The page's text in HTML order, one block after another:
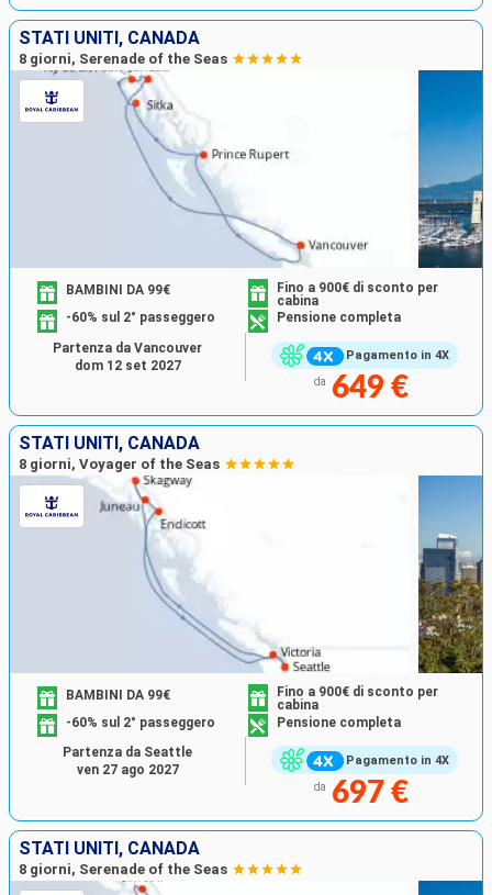
STATI UNITI, CANADA
8 giorni, Serenade of the Seas
Pagamento in 4X
BAMBINI DA 99€
Fino a 900€ di sconto per
cabina
-60% sul 2° passeggero
Pensione completa
da 649 €
Partenza da Vancouver
dom 12 set 2027
STATI UNITI, CANADA
8 giorni, Voyager of the Seas
Pagamento in 4X
BAMBINI DA 99€
Fino a 900€ di sconto per
cabina
-60% sul 2° passeggero
Pensione completa
da 697 €
Partenza da Seattle
ven 27 ago 2027
STATI UNITI, CANADA
8 giorni, Serenade of the Seas